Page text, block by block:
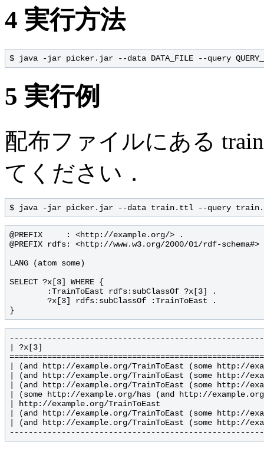
4 実行方法
5 実行例
配布ファイルにある
てください．
@PREFIX     : <http://example.org/> .
@PREFIX rdfs: <http://www.w3.org/2000/01/rdf-
LANG (atom some)
SELECT ?x[3] WHERE {
        :TrainToEast rdfs:subClassOf ?x[3] .
        ?x[3] rdfs:subClassOf :TrainToEast .
| ?x[3]
| (and http://example.org/TrainToEast (some
| (and http://example.org/TrainToEast (some http://
| (and http://example.org/TrainToEast (some
| (some http://example.org/has (and http://
| http://example.org/TrainToEast
| (and http://example.org/TrainToEast (some
| (and http://example.org/TrainToEast (some